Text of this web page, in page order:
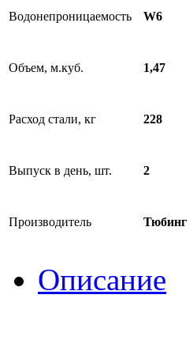
Водонепроницаемость W6
Объем, м.куб. 1,47
Расход стали, кг 228
Выпуск в день, шт. 2
Производитель Тюбинг
Описание